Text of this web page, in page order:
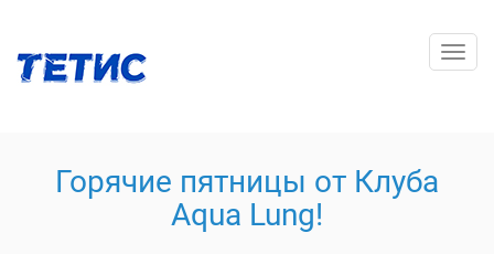
Горячие пятницы от Клуба
Aqua Lung!